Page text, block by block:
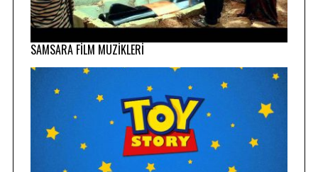
SAMSARA FİLM MÜZİKLERİ